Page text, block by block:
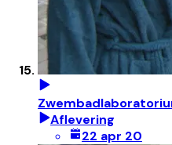
Aflevering
22 apr 20